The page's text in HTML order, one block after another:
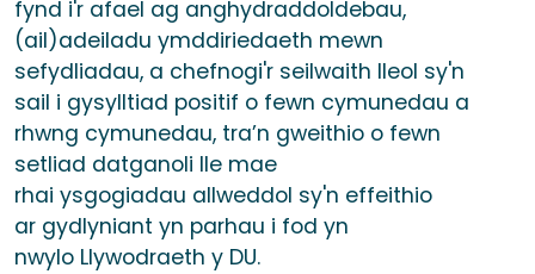
fynd i'r afael ag anghydraddoldebau,
(ail)adeiladu ymddiriedaeth mewn
sefydliadau, a chefnogi'r seilwaith lleol sy'n
sail i gysylltiad positif o fewn cymunedau a
rhwng cymunedau, tra’n gweithio o fewn
setliad datganoli lle mae
rhai ysgogiadau allweddol sy'n effeithio
ar gydlyniant yn parhau i fod yn
nwylo Llywodraeth y DU.